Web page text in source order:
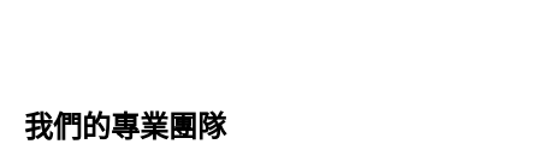
我們的專業團隊